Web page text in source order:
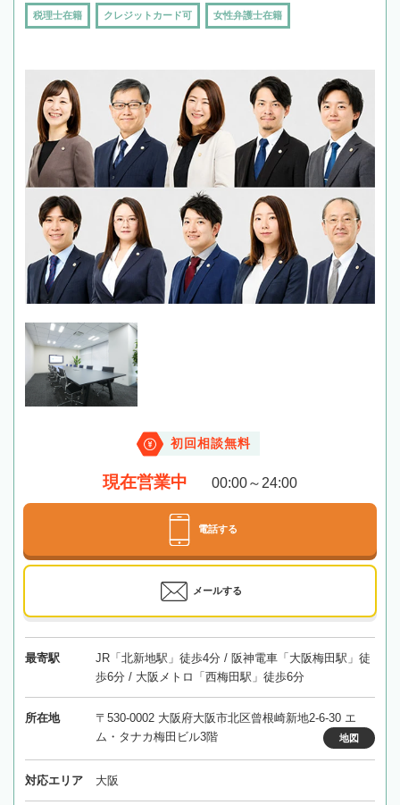
税理士在籍 クレジットカード可 女性弁護士在籍
初回相談無料
現在営業中 00:00～24:00
電話する
メールする
最寄駅
JR「北新地駅」徒歩4分 / 阪神電車「大阪梅田駅」徒
歩6分 / 大阪メトロ「西梅田駅」徒歩6分
所在地
〒530-0002 大阪府大阪市北区曾根崎新地2-6-30 エ
ム・タナカ梅田ビル3階
地図
対応エリア 大阪